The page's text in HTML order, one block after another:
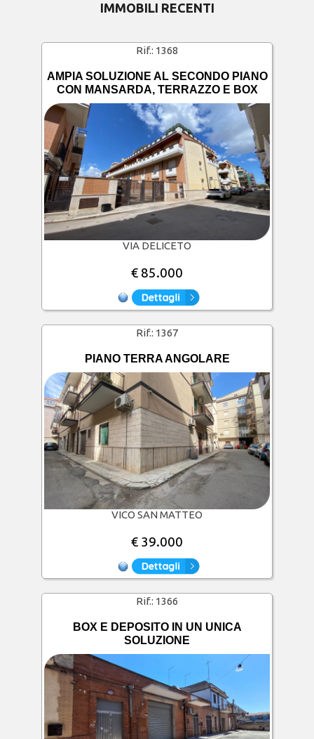
IMMOBILI RECENTI
Rif.: 1368
AMPIA SOLUZIONE AL SECONDO PIANO
CON MANSARDA, TERRAZZO E BOX
VIA DELICETO
€ 85.000
Rif.: 1367
PIANO TERRA ANGOLARE
VICO SAN MATTEO
€ 39.000
Rif.: 1366
BOX E DEPOSITO IN UN UNICA
SOLUZIONE